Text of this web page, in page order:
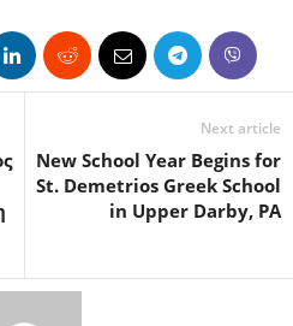
Next article
New School Year Begins for
St. Demetrios Greek School
in Upper Darby, PA